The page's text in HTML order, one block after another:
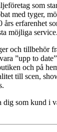
som
med tyger,
års erfarenhet
möjliga service.
och tillbehör
”upp to
och på
till scen,
dig som kund i